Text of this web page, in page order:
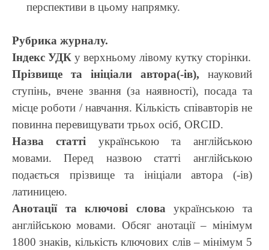
перспективи в цьому напрямку.
Рубрика журналу.
Індекс УДК у верхньому лівому кутку сторінки.
Прізвище та ініціали автора(-ів), науковий
ступінь, вчене звання (за наявності), посада та
місце роботи / навчання. Кількість співавторів не
повинна перевищувати трьох осіб, ORCID.
Назва статті українською та англійською
мовами. Перед назвою статті англійською
подається прізвище та ініціали автора (-ів)
латиницею.
Анотації та ключові слова українською та
англійською мовами. Обсяг анотації – мінімум
1800 знаків, кількість ключових слів – мінімум 5